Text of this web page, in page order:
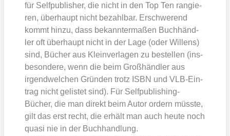
für Self­pu­blisher, die nicht in den Top Ten ran­gie­
ren, über­haupt nicht bezahl­bar. Erschwe­rend
kommt hin­zu, dass bekann­ter­ma­ßen Buch­händ­
ler oft über­haupt nicht in der Lage (oder Wil­lens)
sind, Bücher aus Klein­ver­la­gen zu bestel­len (ins­
be­son­de­re, wenn die beim Groß­händ­ler aus
irgend­wel­chen Grün­den trotz ISBN und VLB-Ein­
trag nicht gelis­tet sind). Für Self­pu­bli­shing-
Bücher, die man direkt beim Autor ordern müss­te,
gilt das erst recht, die erhält man auch heu­te noch
qua­si nie in der Buch­hand­lung.